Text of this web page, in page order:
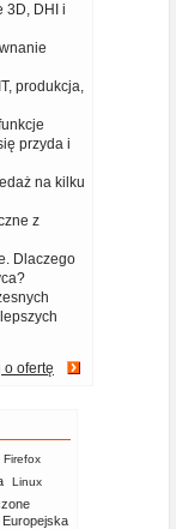
3D, DHI i
produkcja,
przyda i
na kilku
z
Dlaczego
o ofertę
Firefox
Linux
Europejska